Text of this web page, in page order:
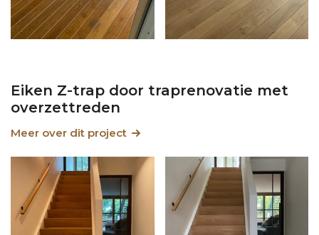
Eiken Z-trap door traprenovatie met
overzettreden
Meer over dit project